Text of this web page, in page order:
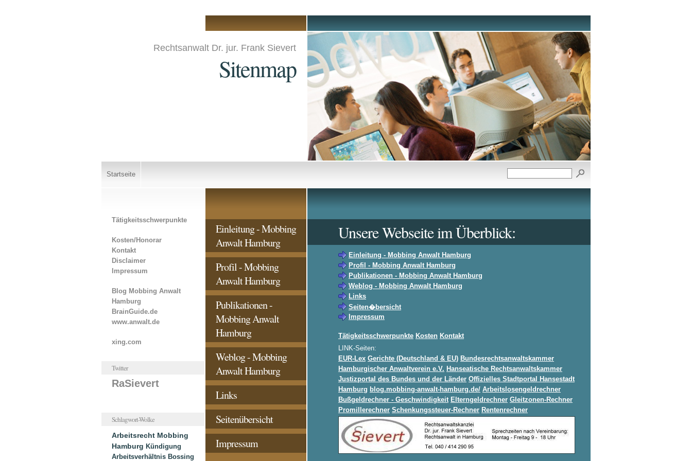
Rechtsanwalt Dr. jur. Frank Sievert
Sitenmap
Startseite
Tätigkeitsschwerpunkte
Kosten/Honorar
Kontakt
Disclaimer
Impressum
Blog Mobbing Anwalt
Hamburg
BrainGuide.de
www.anwalt.de
xing.com
Twitter
RaSievert
Schlagwort-Wolke
Arbeitsrecht Mobbing
Hamburg Kündigung
Arbeitsverhältnis Bossing
Einleitung - Mobbing
Anwalt Hamburg
Profil - Mobbing
Anwalt Hamburg
Publikationen -
Mobbing Anwalt
Hamburg
Weblog - Mobbing
Anwalt Hamburg
Links
Seitenübersicht
Impressum
Unsere Webseite im Überblick:
Einleitung - Mobbing Anwalt Hamburg
Profil - Mobbing Anwalt Hamburg
Publikationen - Mobbing Anwalt Hamburg
Weblog - Mobbing Anwalt Hamburg
Links
Seiten�bersicht
Impressum
Tätigkeitsschwerpunkte Kosten Kontakt
LINK-Seiten:
EUR-Lex Gerichte (Deutschland & EU) Bundesrechtsanwaltskammer
Hamburgischer Anwaltverein e.V. Hanseatische Rechtsanwaltskammer
Justizportal des Bundes und der Länder Offizielles Stadtportal Hansestadt
Hamburg blog.mobbing-anwalt-hamburg.de/ Arbeitslosengeldrechner
Bußgeldrechner - Geschwindigkeit Elterngeldrechner Gleitzonen-Rechner
Promillerechner Schenkungssteuer-Rechner Rentenrechner